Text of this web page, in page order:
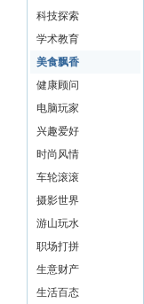
sTr
科技探索
学术教育
美食飘香
健康顾问
电脑玩家
兴趣爱好
时尚风情
车轮滚滚
摄影世界
游山玩水
职场打拼
生意财产
生活百态